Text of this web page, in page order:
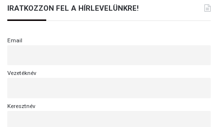
IRATKOZZON FEL A HÍRLEVELÜNKRE!
Email
Vezetéknév
Keresztnév